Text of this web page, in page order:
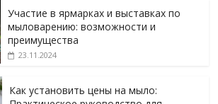
Участие в ярмарках и выставках по
мыловарению: возможности и
преимущества
23.11.2024
Как установить цены на мыло: